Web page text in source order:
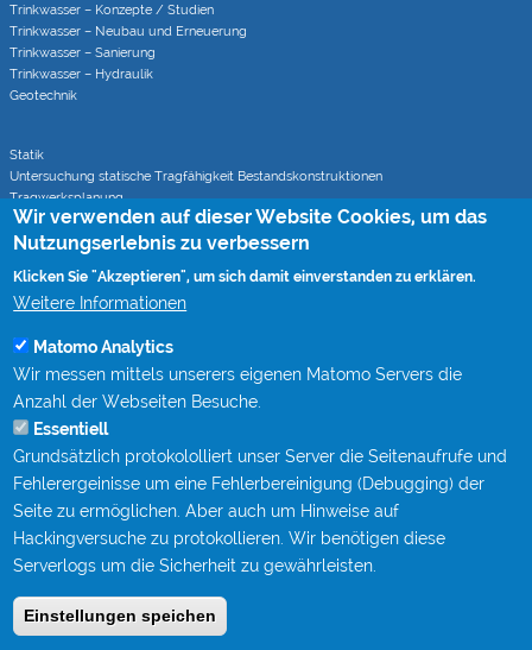
Trinkwasser – Konzepte / Studien
Trinkwasser – Neubau und Erneuerung
Trinkwasser – Sanierung
Trinkwasser – Hydraulik
Geotechnik
Statik
Untersuchung statische Tragfähigkeit Bestandskonstruktionen
Tragwerksplanung
Statische Berechnungen bei Sanierungsverfahren
Rohrvortrieb
Monitoring von Rohrvortrieben (CoJack)
Wissen
Berufsbegleitende Qualifizierung bei STEIN Ingenieure
Publikationen
Fachgespräche Rohrvortrieb
Kanalgipfel
Kontakt
Impressum
Wir verwenden auf dieser Website Cookies, um das
Nutzungserlebnis zu verbessern
Klicken Sie "Akzeptieren", um sich damit einverstanden zu erklären.
Weitere Informationen
Matomo Analytics
Wir messen mittels unserers eigenen Matomo Servers die
Anzahl der Webseiten Besuche.
Essentiell
Grundsätzlich protokololliert unser Server die Seitenaufrufe und
Fehlerergeinisse um eine Fehlerbereinigung (Debugging) der
Seite zu ermöglichen. Aber auch um Hinweise auf
Hackingversuche zu protokollieren. Wir benötigen diese
Serverlogs um die Sicherheit zu gewährleisten.
Einstellungen speichen